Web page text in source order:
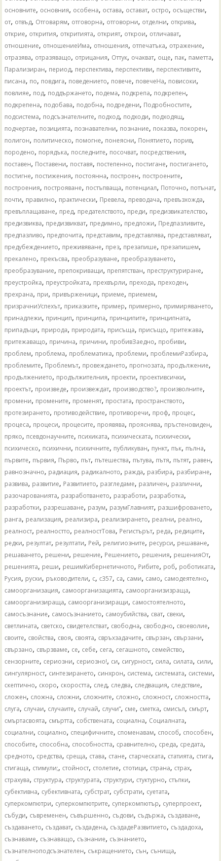
основните, основния, особена, остава, остават, остро, осъществи,
от, отвъд, Отговарям, отговорна, отговорни, отделни, открива,
открие, открития, откритията, открият, открои, отличават,
отношение, отношениеИма, отношения, отпечатъка, отражение,
отразява, отразяващо, отрицания, Оттук, очакват, още, пак, паметта,
Парализиран, период, перспектива, перспективи, перспективите,
писана, по, повдига, поведението, повече, повечеНа, повисоки,
повлияе, под, поддържането, подема, подкрепа, подкрепен,
подкрепена, подобава, подобна, подредени, Подробностите,
подсистема, подсъзнателните, подход, подходи, подходящ,
подчертае, позицията, познавателни, познание, показва, покорен,
полигон, политическо, помогне, понеясни, Понятието, порив,
породено, порядъка, последните, посочват, посредствения,
поставен, Поставени, поставя, постепенно, постигане, постигането,
постигне, постижения, постоянна, построен, построените,
построения, построяване, постъпваща, потенциал, Поточно, потънат,
почти, правилно, практически, Превела, преводача, превъзхожда,
превъплащаване, пред, предателството, преди, предизвикателство,
предизвиква, предизвикват, предимно, предложи, Предпазливите,
предпазливо, предпочита, представим, представлява, представляват,
предубеждението, преживяване, през, презапише, презапишем,
прекалено, прекъсва, преобразуване, преобразуването,
преобразувание, препокриващи, препятстван, преструктуриране,
преустройка, преустройката, прехвърли, прехода, преходен,
прехрана, при, привърженици, приеме, приемем,
призрачниУспехът, приказките, пример, примерно, примиряването,
принадлежи, принцип, принципа, принципите, принципната,
припадъци, природа, природата, присъща, присъщо, притежава,
притежаващо, причина, причини, пробивЗаедно, пробиви,
проблем, проблема, проблематика, проблеми, проблемиРазбира,
проблемите, Проблемът, провеждането, прогнозата, продължение,
продължението, продължителния, проекти, проективсички,
проектът, произведе, произвеждат, производство?, произволните,
промени, промените, променят, простата, пространството,
протезирането, противодействие, противоречи, проф, процес,
процеса, процеси, процесите, проявява, прояснява, пръстеновиден,
пряко, псевдонаучните, психиката, психическата, психически,
психическо, психични, психичните, публикуван, пункт, пък, пълна,
първите, първия, Първо, път, пътешества, пътува, пътя, пътят, равен,
равнозначно, радиация, радикалното, ражда, разбира, разбиране,
развива, развитие, Развитието, разгледаме, различен, различни,
разочарованията, разработването, разработи, разработка,
разработки, разрешаване, разум, разумГлавният, разшифроването,
ранга, реализация, реализира, реализирането, реални, реално,
реалност, реалностто, реалностТова, Регистърът, реда, редиците,
редки, резултат, резултати, Рей, религиозните, ресурси, решаване,
решаването, решени, решение, Решението, решения, решенияОт,
решенията, реши, решимКибернетичното, Рибите, роб, роботиката,
Русия, руски, ръководители, с, с357, са, сами, само, самодеятелно,
самоорганизация, самоорганизацията, самоорганизизраща,
самоорганизираща, самоорганизиращи, самостоятелното,
самосъзнание, самосъзнанието, самоубийства, сват, свеки,
светлината, светско, свидетелстват, свободна, свободно, своеволие,
своите, свойства, своя, своята, свръхзадачите, свързан, свързани,
свързано, свързваме, се, себе, сега, сегашното, семейство,
сензорните, сериозни, сериозно!, си, сигурност, сила, силата, сили,
сингулярност, синтезирането, синхрон, система, системата, системи,
скептично, скоро, скоростта, след, следва, следващия, следствие,
сложен, сложна, сложни, сложните, сложно, сложност, сложността,
слуга, случаи, случаите, случай, случи”, сме, сметка, смисъл, смърт,
смъртасвоята, смъртта, собствената, социална, Социалната,
социални, социално, специфичните, споменавам, способ, способен,
способите, способна, способността, сравнително, среда, средата,
средното, средства, среща, става, стане, старческата, статията, стига,
стигаща, стимули;, стойност, столетие, стотици, страна, страх,
страхува, структура, структурата, структури, стуктурно, стъпки,
субективна, субективната, субстрат, субстрати, суетата,
суперкомпютри, суперкомпютрите, суперкомпютър, суперпроект,
събуди, съвременен, съвършенно, съдови, съдържа, създаване,
създаването, създават, създадена, създадеРазвитието, създадоха,
съзнаваме, съзнаващо, съзнание, съзнанието,
съзнателноподсъзнателен, съкращението, сън, сънища,